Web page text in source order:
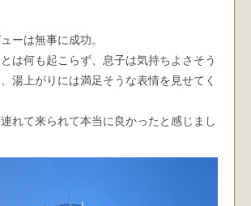
ーは無事に成功。
は何も起こらず、息子は気持ちよさそう
湯上がりには満足そうな表情を見せてく
れて来られて本当に良かったと感じまし